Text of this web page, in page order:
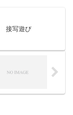
接写遊び